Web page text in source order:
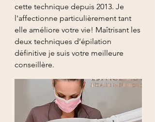
cette technique depuis 2013. Je
l'affectionne particulièrement tant
elle améliore votre vie! Maîtrisant les
deux techniques d’épilation
définitive je suis votre meilleure
conseillère.